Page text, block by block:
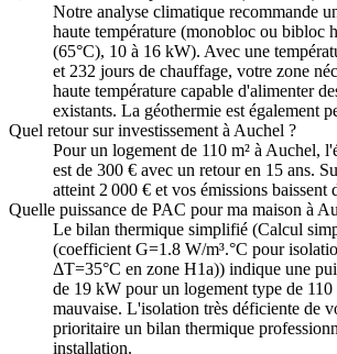
Notre analyse climatique recommande
haute température (monobloc ou bibloc
(65°C), 10 à 16 kW). Avec une
et 232 jours de chauffage, votre zone
haute température capable d'alimenter
existants. La géothermie est également
Quel retour sur investissement à Auchel ?
Pour un logement de 110 m² à Auchel,
est de 300 € avec un retour en 15 ans.
atteint 2 000 € et vos émissions baissent
Quelle puissance de PAC pour ma maison à
Le bilan thermique simplifié (Calcul
(coefficient G=1.8 W/m³.°C pour
ΔT=35°C en zone H1a)) indique une
de 19 kW pour un logement type de 110
mauvaise. L'isolation très déficiente de
prioritaire un bilan thermique
installation.